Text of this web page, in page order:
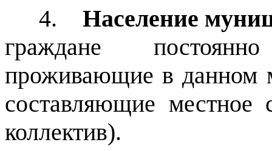
4.
Население
граждане
проживающие в данном
составляющие местное
коллектив).